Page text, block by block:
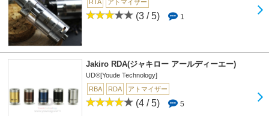
RTA
アトマイザー
(3 / 5) 1
Jakiro RDA(ジャキロー アールディーエー)
UD®[Youde Technology]
RBA
RDA アトマイザー
(4 / 5) 5